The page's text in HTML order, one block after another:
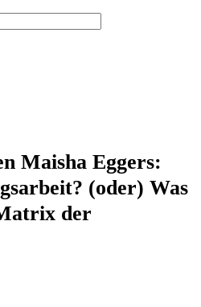
Maisha Eggers:
(oder) Was
der